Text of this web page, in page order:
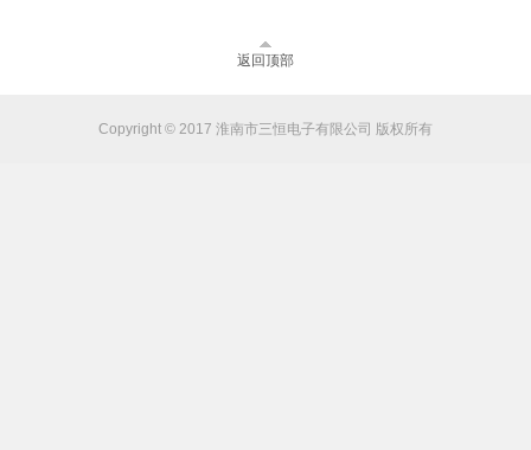
返回顶部
Copyright © 2017 淮南市三恒电子有限公司 版权所有